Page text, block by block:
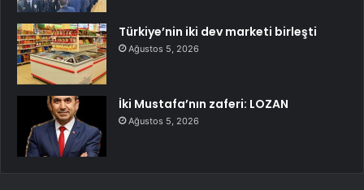
Türkiye’nin iki dev marketi birleşti
Ağustos 5, 2026
İki Mustafa’nın zaferi: LOZAN
Ağustos 5, 2026